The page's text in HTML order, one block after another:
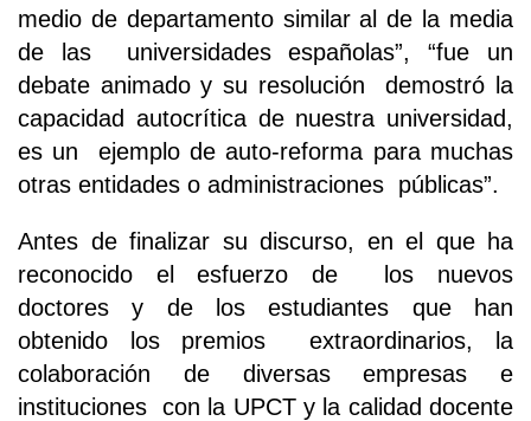
medio de departamento similar al de la media
de las universidades españolas”, “fue un
debate animado y su resolución demostró la
capacidad autocrítica de nuestra universidad,
es un ejemplo de auto-reforma para muchas
otras entidades o administraciones públicas”.
Antes de finalizar su discurso, en el que ha
reconocido el esfuerzo de los nuevos
doctores y de los estudiantes que han
obtenido los premios extraordinarios, la
colaboración de diversas empresas e
instituciones con la UPCT y la calidad docente